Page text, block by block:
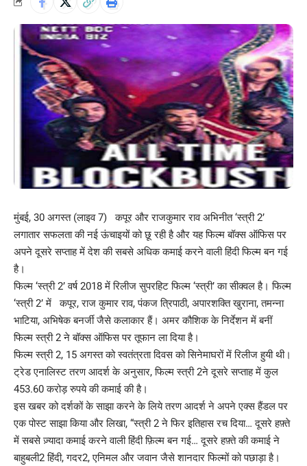
मुंबई, 30 अगस्त (लाइव 7) कपूर और राजकुमार राव अभिनीत ‘स्त्री 2’
लगातार सफलता की नई ऊंचाइयों को छू रही है और यह फिल्म बॉक्स ऑफिस पर
अपने दूसरे सप्ताह में देश की सबसे अधिक कमाई करने वाली हिंदी फिल्म बन गई
है।
फिल्म ‘स्त्री 2’ वर्ष 2018 में रिलीज सुपरहिट फिल्म ‘स्त्री’ का सीक्वल है। फिल्म
‘स्त्री 2’ में कपूर, राज कुमार राव, पंकज त्रिपाठी, अपारशक्ति खुराना, तमन्ना
भाटिया, अभिषेक बनर्जी जैसे कलाकार हैं। अमर कौशिक के निर्देशन में बनीं
फिल्म स्त्री 2 ने बॉक्स ऑफिस पर तूफान ला दिया है।
फिल्म स्त्री 2, 15 अगस्त को स्वतंत्रता दिवस को सिनेमाघरों में रिलीज हुयी थी।
ट्रेड एनालिस्ट तरण आदर्श के अनुसार, फिल्म स्त्री 2ने दूसरे सप्ताह में कुल
453.60 करोड़ रुपये की कमाई की है।
इस खबर को दर्शकों के साझा करने के लिये तरण आदर्श ने अपने एक्स हैंडल पर
एक पोस्ट साझा किया और लिखा, “स्त्री 2 ने फिर इतिहास रच दिया… दूसरे हफ़्ते
में सबसे ज़्यादा कमाई करने वाली हिंदी फ़िल्म बन गई… दूसरे हफ़्ते की कमाई ने
बाहुबली2 हिंदी, गदर2, एनिमल और जवान जैसे शानदार फिल्मों को पछाड़ा है।